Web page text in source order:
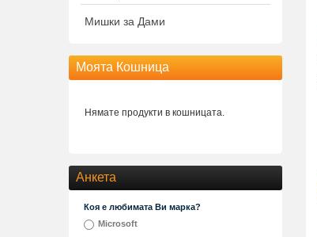
Мишки за Дами
Моята Кошница
Нямате продукти в кошницата.
Анкета
Коя е любимата Ви марка?
Microsoft